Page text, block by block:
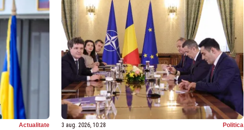
Actualitate 3 aug. 2026, 10:28 Politica